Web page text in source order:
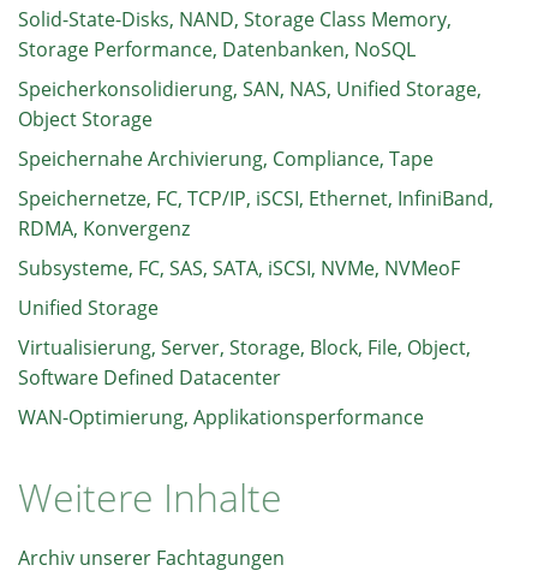
Solid-State-Disks, NAND, Storage Class Memory,
Storage Performance, Datenbanken, NoSQL
Speicherkonsolidierung, SAN, NAS, Unified Storage,
Object Storage
Speichernahe Archivierung, Compliance, Tape
Speichernetze, FC, TCP/IP, iSCSI, Ethernet, InfiniBand,
RDMA, Konvergenz
Subsysteme, FC, SAS, SATA, iSCSI, NVMe, NVMeoF
Unified Storage
Virtualisierung, Server, Storage, Block, File, Object,
Software Defined Datacenter
WAN-Optimierung, Applikationsperformance
Weitere Inhalte
Archiv unserer Fachtagungen